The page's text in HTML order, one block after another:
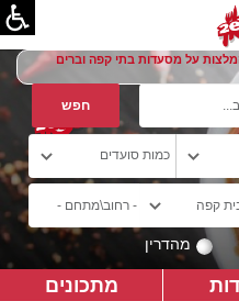
על מסעדות בתי קפה וברים
מהדרין
מתכונים